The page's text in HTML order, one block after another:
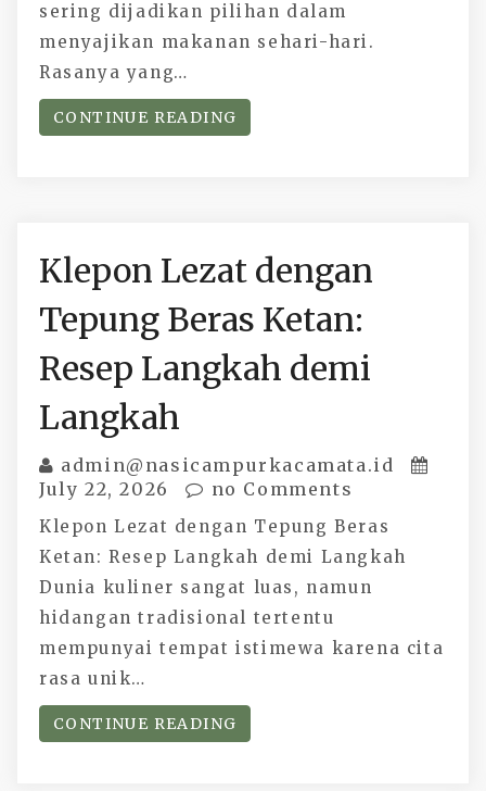
sering dijadikan pilihan dalam
menyajikan makanan sehari-hari.
Rasanya yang…
CONTINUE READING
Klepon Lezat dengan
Tepung Beras Ketan:
Resep Langkah demi
Langkah
admin@nasicampurkacamata.id
July 22, 2026
no Comments
Klepon Lezat dengan Tepung Beras
Ketan: Resep Langkah demi Langkah
Dunia kuliner sangat luas, namun
hidangan tradisional tertentu
mempunyai tempat istimewa karena cita
rasa unik…
CONTINUE READING